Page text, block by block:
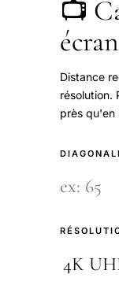
📺
Distance
résolution.
près qu'en